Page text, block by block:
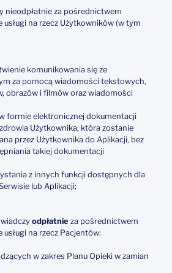
nieodpłatnie za pośrednictwem
usługi na rzecz Użytkowników (w tym
komunikowania się ze
za pomocą wiadomości tekstowych,
obrazów i filmów oraz wiadomości
formie elektronicznej dokumentacji
Użytkownika, która zostanie
przez Użytkownika do Aplikacji, bez
takiej dokumentacji
z innych funkcji dostępnych dla
lub Aplikacji;
odpłatnie za pośrednictwem
na rzecz Pacjentów:
w zakres Planu Opieki w zamian